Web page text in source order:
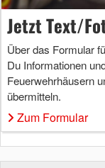
Jetzt Text/
Über das Formular
Du Informationen
Feuerwehrhäusern
übermitteln.
Zum Formular